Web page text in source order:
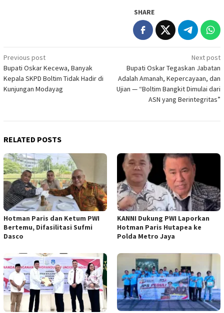
SHARE
Post
navigation
Previous post
Bupati Oskar Kecewa, Banyak
Kepala SKPD Boltim Tidak Hadir di
Kunjungan Modayag
Next post
Bupati Oskar Tegaskan Jabatan
Adalah Amanah, Kepercayaan, dan
Ujian — “Boltim Bangkit Dimulai dari
ASN yang Berintegritas”
RELATED POSTS
Hotman Paris dan Ketum PWI
Bertemu, Difasilitasi Sufmi
Dasco
KANNI Dukung PWI Laporkan
Hotman Paris Hutapea ke
Polda Metro Jaya